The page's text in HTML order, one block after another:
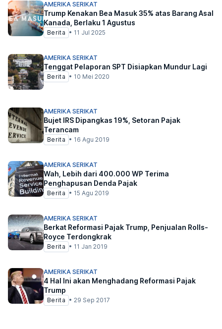
AMERIKA SERIKAT
Trump Kenakan Bea Masuk 35% atas Barang Asal
Kanada, Berlaku 1 Agustus
Berita • 11 Jul 2025
AMERIKA SERIKAT
Tenggat Pelaporan SPT Disiapkan Mundur Lagi
Berita • 10 Mei 2020
AMERIKA SERIKAT
Bujet IRS Dipangkas 19%, Setoran Pajak
Terancam
Berita • 16 Agu 2019
AMERIKA SERIKAT
Wah, Lebih dari 400.000 WP Terima
Penghapusan Denda Pajak
Berita • 15 Agu 2019
AMERIKA SERIKAT
Berkat Reformasi Pajak Trump, Penjualan Rolls-
Royce Terdongkrak
Berita • 11 Jan 2019
AMERIKA SERIKAT
4 Hal Ini akan Menghadang Reformasi Pajak
Trump
Berita • 29 Sep 2017